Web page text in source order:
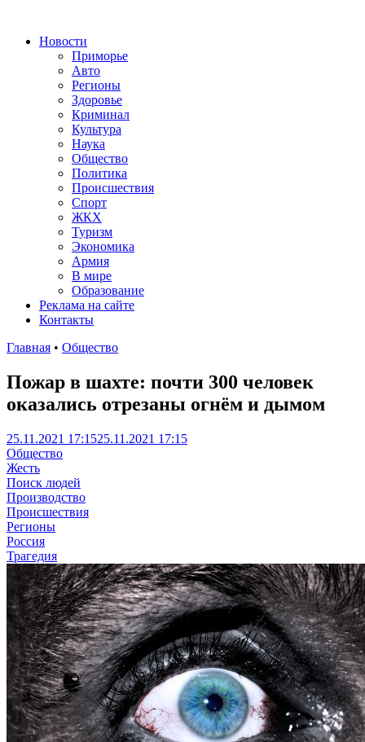
Новости
Приморье
Авто
Регионы
Здоровье
Криминал
Культура
Наука
Общество
Политика
Происшествия
Спорт
ЖКХ
Туризм
Экономика
Армия
В мире
Образование
Реклама на сайте
Контакты
Главная • Общество
Пожар в шахте: почти 300 человек
оказались отрезаны огнём и дымом
25.11.2021 17:1525.11.2021 17:15
Общество
Жесть
Поиск людей
Производство
Происшествия
Регионы
Россия
Трагедия